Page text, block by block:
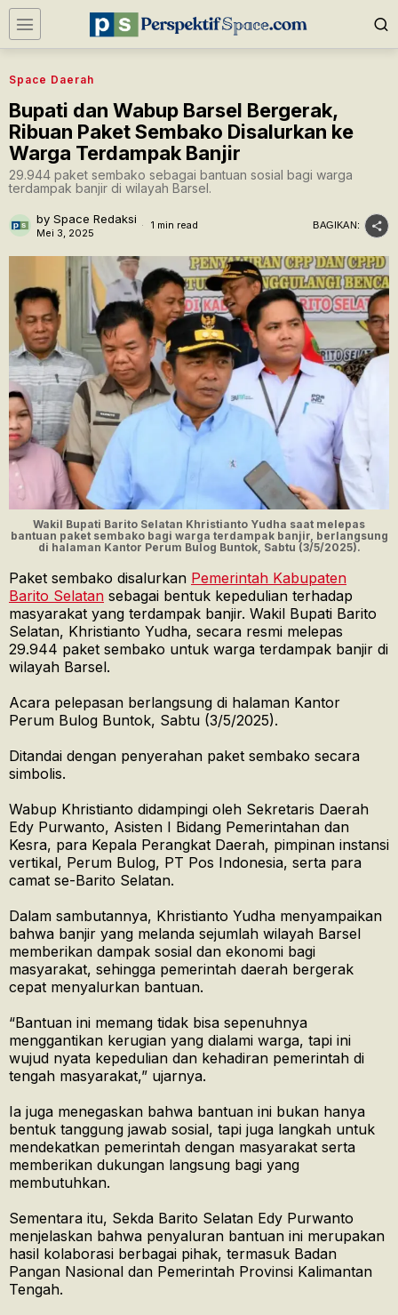
Space Daerah
Bupati dan Wabup Barsel Bergerak,
Ribuan Paket Sembako Disalurkan ke
Warga Terdampak Banjir
29.944 paket sembako sebagai bantuan sosial bagi warga
terdampak banjir di wilayah Barsel.
by Space Redaksi
Mei 3, 2025
1 min read BAGIKAN:
Wakil Bupati Barito Selatan Khristianto Yudha saat melepas
bantuan paket sembako bagi warga terdampak banjir, berlangsung
di halaman Kantor Perum Bulog Buntok, Sabtu (3/5/2025).
Paket sembako disalurkan Pemerintah Kabupaten
Barito Selatan sebagai bentuk kepedulian terhadap
masyarakat yang terdampak banjir. Wakil Bupati Barito
Selatan, Khristianto Yudha, secara resmi melepas
29.944 paket sembako untuk warga terdampak banjir di
wilayah Barsel.
Acara pelepasan berlangsung di halaman Kantor
Perum Bulog Buntok, Sabtu (3/5/2025).
Ditandai dengan penyerahan paket sembako secara
simbolis.
Wabup Khristianto didampingi oleh Sekretaris Daerah
Edy Purwanto, Asisten I Bidang Pemerintahan dan
Kesra, para Kepala Perangkat Daerah, pimpinan instansi
vertikal, Perum Bulog, PT Pos Indonesia, serta para
camat se-Barito Selatan.
Dalam sambutannya, Khristianto Yudha menyampaikan
bahwa banjir yang melanda sejumlah wilayah Barsel
memberikan dampak sosial dan ekonomi bagi
masyarakat, sehingga pemerintah daerah bergerak
cepat menyalurkan bantuan.
“Bantuan ini memang tidak bisa sepenuhnya
menggantikan kerugian yang dialami warga, tapi ini
wujud nyata kepedulian dan kehadiran pemerintah di
tengah masyarakat,” ujarnya.
Ia juga menegaskan bahwa bantuan ini bukan hanya
bentuk tanggung jawab sosial, tapi juga langkah untuk
mendekatkan pemerintah dengan masyarakat serta
memberikan dukungan langsung bagi yang
membutuhkan.
Sementara itu, Sekda Barito Selatan Edy Purwanto
menjelaskan bahwa penyaluran bantuan ini merupakan
hasil kolaborasi berbagai pihak, termasuk Badan
Pangan Nasional dan Pemerintah Provinsi Kalimantan
Tengah.